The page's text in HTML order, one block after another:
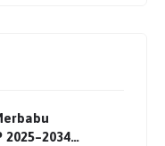
2025–2034